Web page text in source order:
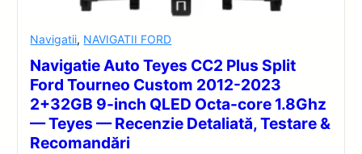
Navigatii, NAVIGATII FORD
Navigatie Auto Teyes CC2 Plus Split
Ford Tourneo Custom 2012-2023
2+32GB 9-inch QLED Octa-core 1.8Ghz
— Teyes — Recenzie Detaliată, Testare &
Recomandări